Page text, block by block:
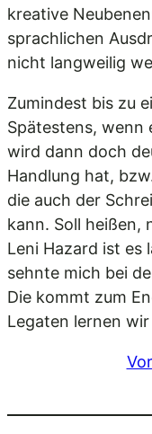
kreative
sprachlichen
nicht langweilig
Zumindest bis zu
Spätestens, wenn
wird dann doch
Handlung hat,
die auch der
kann. Soll heißen,
Leni Hazard ist es
sehnte mich bei
Die kommt zum
Legaten lernen